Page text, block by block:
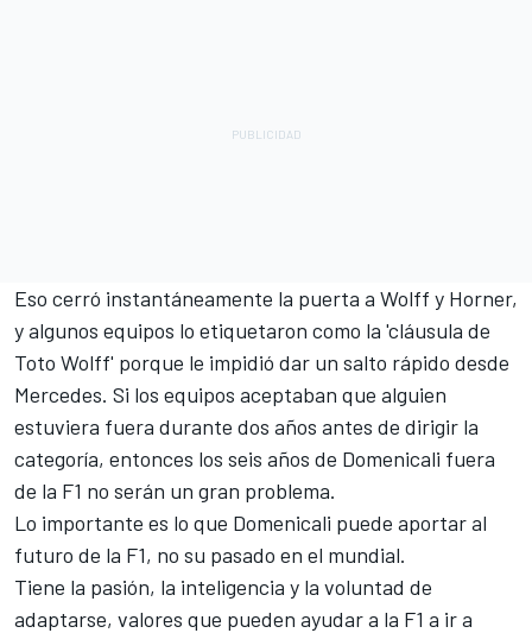
Eso cerró instantáneamente la puerta a Wolff y Horner,
y algunos equipos lo etiquetaron como la 'cláusula de
Toto Wolff' porque le impidió dar un salto rápido desde
Mercedes. Si los equipos aceptaban que alguien
estuviera fuera durante dos años antes de dirigir la
categoría, entonces los seis años de Domenicali fuera
de la F1 no serán un gran problema.
Lo importante es lo que Domenicali puede aportar al
futuro de la F1, no su pasado en el mundial.
Tiene la pasión, la inteligencia y la voluntad de
adaptarse, valores que pueden ayudar a la F1 a ir a